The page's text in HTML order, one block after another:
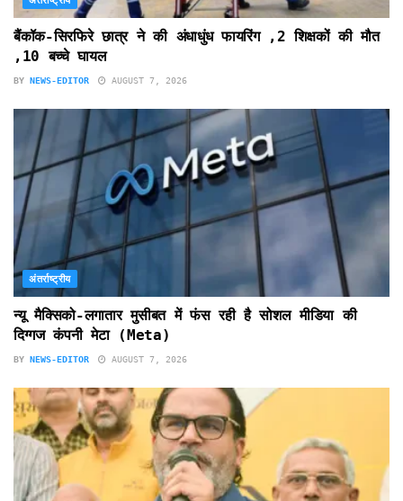
बैंकॉक-सिरफिरे छात्र ने की अंधाधुंध फायरिंग ,2 शिक्षकों की मौत
,10 बच्चे घायल
BY NEWS-EDITOR AUGUST 7, 2026
अंतर्राष्ट्रीय
न्यू मैक्सिको-लगातार मुसीबत में फंस रही है सोशल मीडिया की
दिग्गज कंपनी मेटा (Meta)
BY NEWS-EDITOR AUGUST 7, 2026